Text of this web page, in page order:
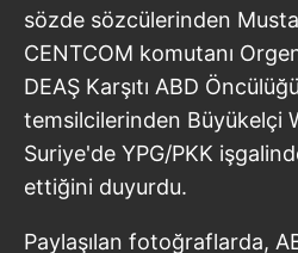
sözde sözcülerinden
CENTCOM komutanı
DEAŞ Karşıtı ABD
temsilcilerinden Büyükelçi
Suriye'de YPG/PKK
ettiğini duyurdu.
Paylaşılan fotoğraflarda,